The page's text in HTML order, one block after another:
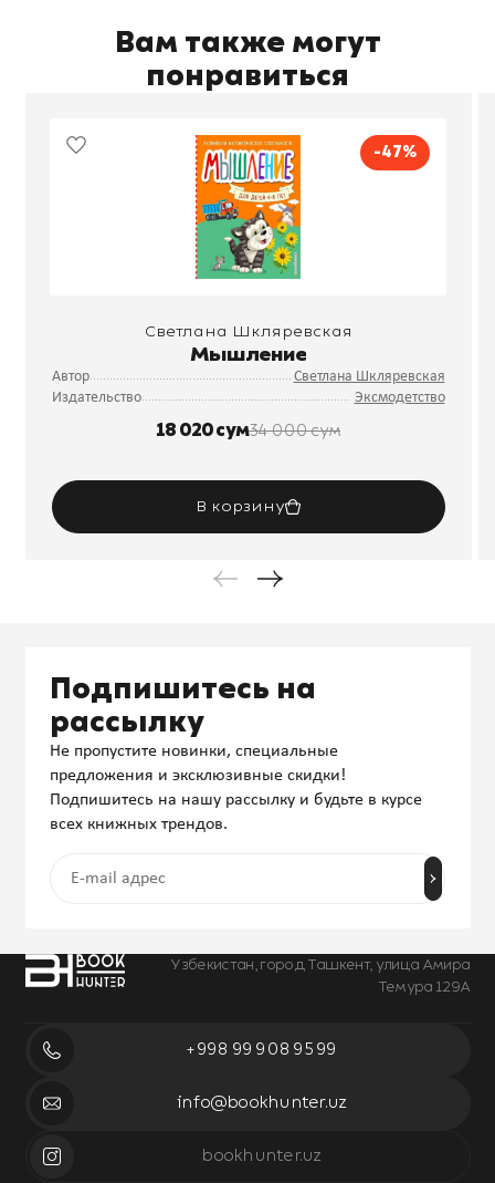
Вам также могут
понравиться
-47%
Светлана Шкляревская
Мышление
Автор
Светлана Шкляревская
Издательство
Эксмодетство
18 020 сум34 000 сум
В корзину
Узбекистан, город Ташкент, улица Амира
Темура 129А
+998 99 908 95 99
info@bookhunter.uz
bookhunter.uz
Подпишитесь на
рассылку
Не пропустите новинки, специальные
предложения и эксклюзивные скидки!
Подпишитесь на нашу рассылку и будьте в курсе
всех книжных трендов.